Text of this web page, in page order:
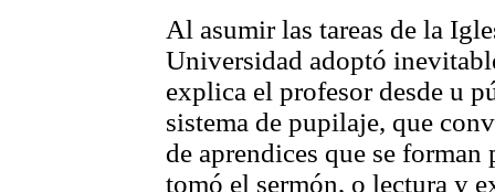
Al asumir las tareas de la
Universidad adoptó
explica el profesor desde u
sistema de pupilaje, que
de aprendices que se
tomó el sermón, o lectura y